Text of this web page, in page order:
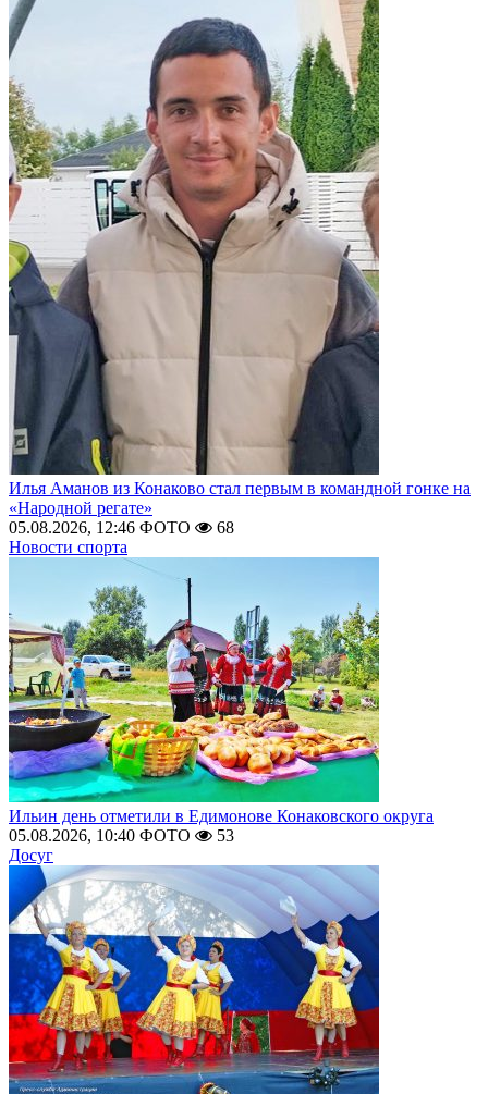
Илья Аманов из Конаково стал первым в командной гонке на
«Народной регате»
05.08.2026, 12:46 ФОТО
68
Новости спорта
Ильин день отметили в Едимонове Конаковского округа
05.08.2026, 10:40 ФОТО
53
Досуг